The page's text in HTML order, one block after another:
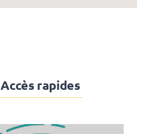
Accès rapides